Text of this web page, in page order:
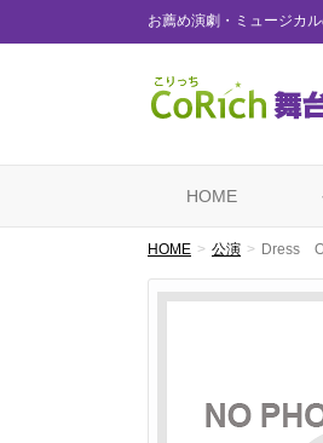
お薦め演劇・ミュージカ
HOME
HOME 公演 Dress